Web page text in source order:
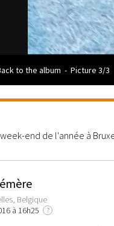
to the album - Picture 3/3
end de l'année à
Belgique
à 16h25
?